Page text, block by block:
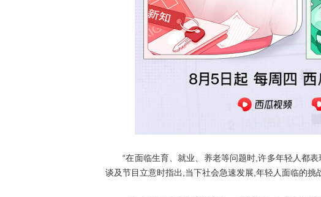
“在面临生育、就业、养老等问题时,许多年轻人都表
谈及节目立意时指出,当下社会急速发展,年轻人面临的挑